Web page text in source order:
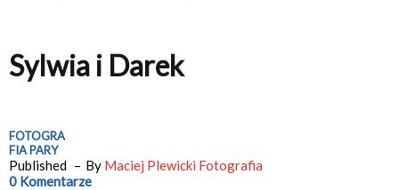
Sylwia i Darek
FOTOGRA
FIA PARY
Published By Maciej Plewicki Fotografia
0 Komentarze